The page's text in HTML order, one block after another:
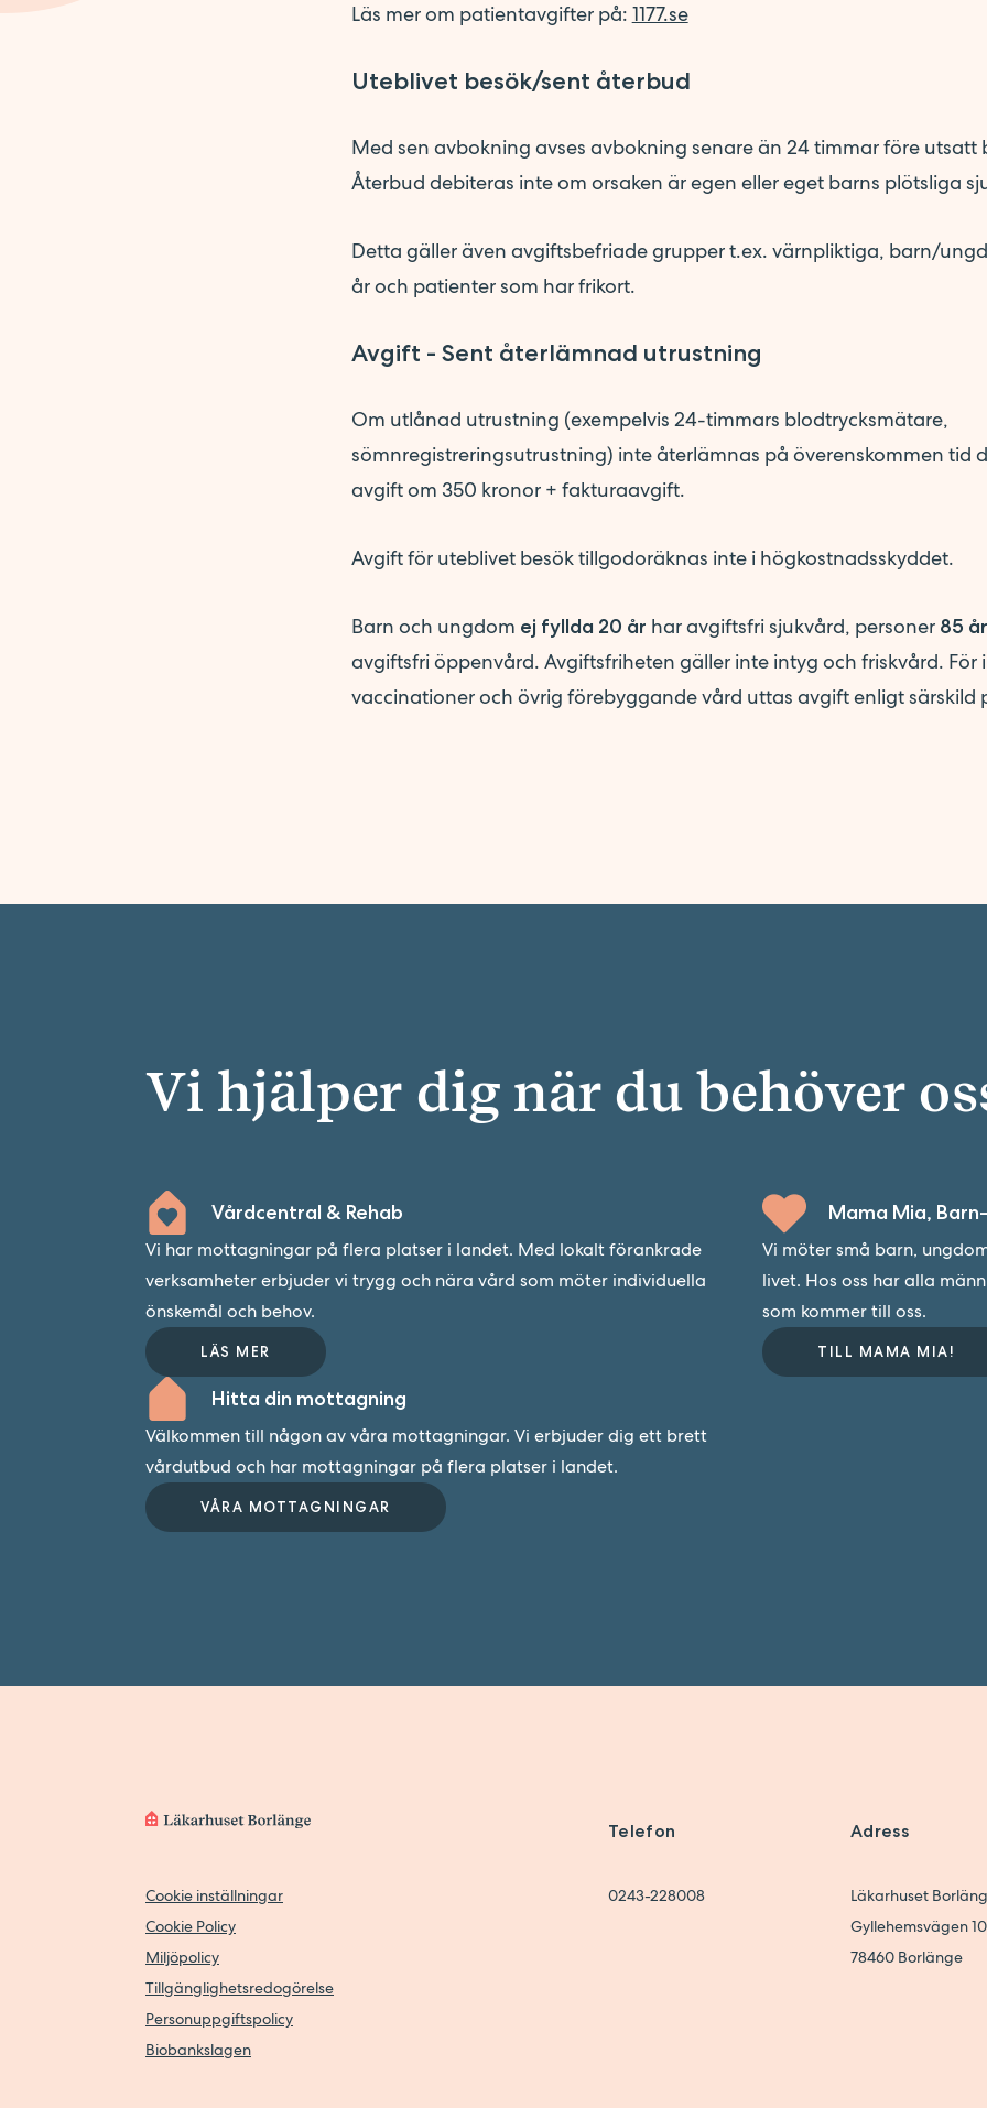
Läs mer om patientavgifter på: 1177.se
Uteblivet besök/sent återbud
Med sen avbokning avses avbokning senare än 24 timmar före utsatt
Återbud debiteras inte om orsaken är egen eller eget barns plötsliga
Detta gäller även avgiftsbefriade grupper t.ex. värnpliktiga, barn/
år och patienter som har frikort.
Avgift - Sent återlämnad utrustning
Om utlånad utrustning (exempelvis 24-timmars blodtrycksmätare,
sömnregistreringsutrustning) inte återlämnas på överenskommen tid
avgift om 350 kronor + fakturaavgift.
Avgift för uteblivet besök tillgodoräknas inte i högkostnadsskyddet.
Barn och ungdom ej fyllda 20 år har avgiftsfri sjukvård, personer 85
avgiftsfri öppenvård. Avgiftsfriheten gäller inte intyg och friskvård. För
vaccinationer och övrig förebyggande vård uttas avgift enligt särskild
Vi hjälper dig när du behöver
Vårdcentral & Rehab
Vi har mottagningar på flera platser i landet. Med lokalt förankrade
verksamheter erbjuder vi trygg och nära vård som möter individuella
önskemål och behov.
LÄS MER
Hitta din mottagning
Välkommen till någon av våra mottagningar. Vi erbjuder dig ett brett
vårdutbud och har mottagningar på flera platser i landet.
VÅRA MOTTAGNINGAR
Mama Mia,
Vi möter små barn,
livet. Hos oss har alla
som kommer till oss.
TILL MAMA MIA!
Cookie inställningar
Cookie Policy
Miljöpolicy
Tillgänglighetsredogörelse
Personuppgiftspolicy
Biobankslagen
Telefon
0243-228008
Adress
Läkarhuset
Gyllehemsvägen 10
78460 Borlänge